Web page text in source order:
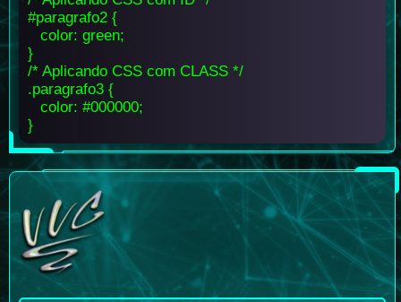
#paragrafo2 {
color: green;
}
/* Aplicando CSS com CLASS */
.paragrafo3 {
color: #000000;
}